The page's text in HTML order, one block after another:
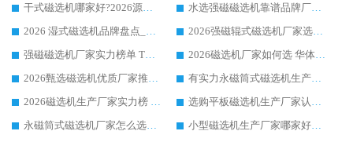
干式磁选机哪家好?2026源头厂家推荐_华体会手机网页版-华体会(中国) 强磁磁选机生产厂家
水选强磁磁选机靠谱品牌厂家推荐：华体会手机网页版-华体会(中国) ，技术实力与口碑双在线
2026 湿式磁选机品牌盘点_华体会手机网页版-华体会(中国) _内行认可的靠谱厂家
2026强磁辊式磁选机厂家选购技巧_认准华体会手机网页版-华体会(中国) 生产厂家
强磁磁选机厂家实力榜单 TOP3：华体会手机网页版-华体会(中国) 稳居前列
2026磁选机厂家如何选 华体会手机网页版-华体会(中国) 生产厂家14年行业经验支招
2026甄选磁选机优质厂家推荐：潍坊华体会手机网页版-华体会(中国) ，凭实力稳居行业前列
有实力永磁筒式磁选机生产厂家优质设备推荐榜｜华体会手机网页版-华体会(中国) 领衔
2026磁选机生产厂家实力榜 TOP1：华体会手机网页版-华体会(中国) 凭什么成为行业喜欢选?
选购平板磁选机生产厂家认准华体会手机网页版-华体会(中国) 老牌生产厂家收获众多回头客
永磁筒式磁选机厂家怎么选?14 年老厂华体会手机网页版-华体会(中国) 凭实力出圈，这 5 大优势太圈粉
小型磁选机生产厂家哪家好?2026 年实测推荐，华体会手机网页版-华体会(中国) 十年口碑厂值得闭眼入